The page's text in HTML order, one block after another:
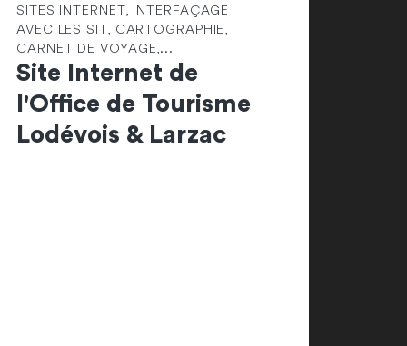
SITES INTERNET, INTERFAÇAGE
AVEC LES SIT, CARTOGRAPHIE,
CARNET DE VOYAGE,...
Site Internet de
l'Office de Tourisme
Lodévois & Larzac